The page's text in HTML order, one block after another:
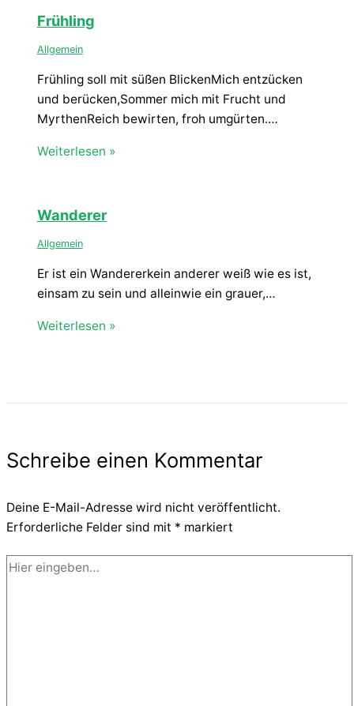
Frühling
Allgemein
Frühling soll mit süßen BlickenMich entzücken
und berücken,Sommer mich mit Frucht und
MyrthenReich bewirten, froh umgürten.…
Weiterlesen »
Wanderer
Allgemein
Er ist ein Wandererkein anderer weiß wie es ist,
einsam zu sein und alleinwie ein grauer,…
Weiterlesen »
Schreibe einen Kommentar
Deine E-Mail-Adresse wird nicht veröffentlicht.
Erforderliche Felder sind mit * markiert
Hier